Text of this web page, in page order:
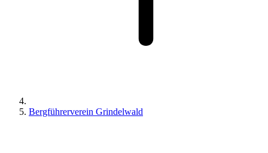
Bergführerverein Grindelwald